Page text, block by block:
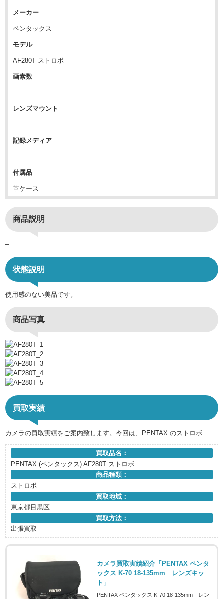
メーカー
ペンタックス
モデル
AF280T ストロボ
画素数
–
レンズマウント
–
記録メディア
–
付属品
革ケース
商品説明
–
状態説明
使用感のない美品です。
商品写真
買取実績
カメラの買取実績をご案内致します。今回は、PENTAX のストロボ
買取品名：
PENTAX (ペンタックス) AF280T ストロボ
商品種類：
ストロボ
買取地域：
東京都目黒区
買取方法：
出張買取
カメラ買取実績紹介「PENTAX ペンタ
ックス K-70 18-135mm レンズキッ
ト」
PENTAX ペンタックス K-70 18-135mm レン